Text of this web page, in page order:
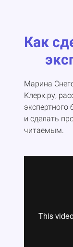
Как
Марина
Клерк.ру,
экспертного
и сделать
читаемым.